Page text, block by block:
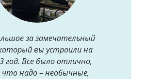
за замечательный
вы устроили на
год. Все было отлично,
что надо – необычные,